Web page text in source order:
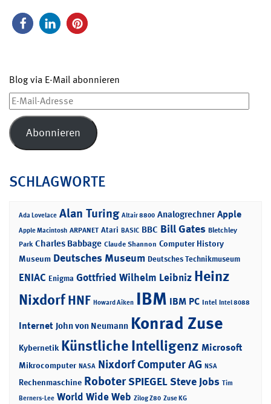
Blog via E-Mail abonnieren
E-
Mail-
Adresse
Abonnieren
SCHLAGWORTE
Ada Lovelace Alan Turing Altair 8800 Analogrechner Apple
Apple Macintosh ARPANET Atari BASIC BBC Bill Gates Bletchley
Park Charles Babbage Claude Shannon Computer History
Museum Deutsches Museum Deutsches Technikmuseum
ENIAC Enigma Gottfried Wilhelm Leibniz Heinz
NixdorfHNF Howard Aiken IBM IBM PC Intel Intel 8088
Internet John von Neumann Konrad Zuse
Kybernetik Künstliche Intelligenz Microsoft
Mikrocomputer NASA Nixdorf Computer AG NSA
Rechenmaschine RoboterSPIEGELSteve Jobs Tim
Berners-Lee World Wide Web Zilog Z80 Zuse KG